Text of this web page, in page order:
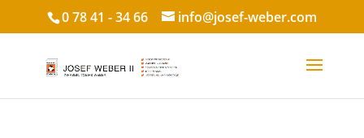
0 78 41 - 34 66 info@josef-weber.com